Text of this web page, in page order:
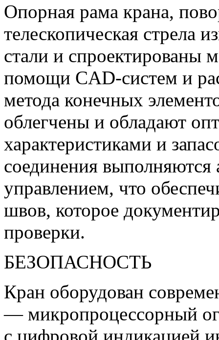
Опорная рама крана,
телескопическая стрела
стали и спроектированы
помощи CAD-систем и
метода конечных
облегчены и обладают
характеристиками и
соединения
управлением, что
швов, которое
проверки.
БЕЗОПАСНОСТЬ
Кран оборудован
— микропроцессорный